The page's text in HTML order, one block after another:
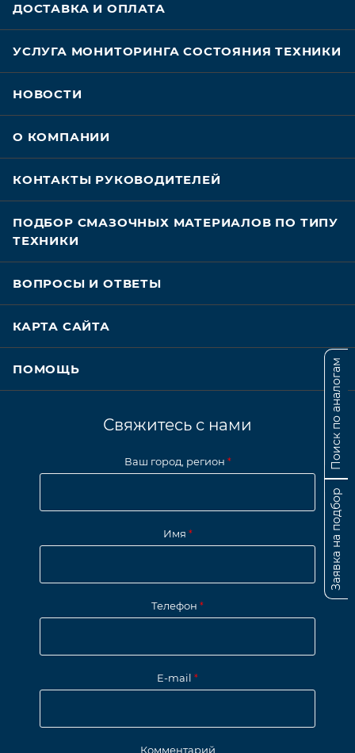
ДОСТАВКА И ОПЛАТА
УСЛУГА МОНИТОРИНГА СОСТОЯНИЯ ТЕХНИКИ
НОВОСТИ
О КОМПАНИИ
КОНТАКТЫ РУКОВОДИТЕЛЕЙ
ПОДБОР СМАЗОЧНЫХ МАТЕРИАЛОВ ПО ТИПУ
ТЕХНИКИ
ВОПРОСЫ И ОТВЕТЫ
КАРТА САЙТА
ПОМОЩЬ
Свяжитесь с нами
Ваш город, регион *
Имя *
Телефон *
E-mail *
Комментарий
Заявка на подбор
Поиск по аналогам